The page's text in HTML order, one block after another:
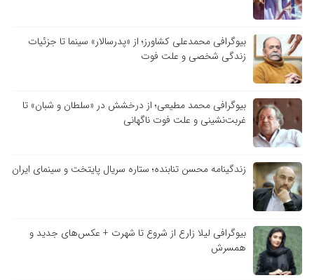
بیوگرافی محمدعلی کشاورز؛ از «پدرسالار» سینما تا جزئیات
زندگی شخصی و علت فوت
بیوگرافی محمد مطیعی؛ از درخشش در «سلطان و شبان» تا
غربت‌نشینی و علت فوت ناگهانی
زندگینامه محسن تنابنده؛ ستاره سریال پایتخت و سینمای ایران
بیوگرافی لیلا زارع از شروع تا شهرت + عکس‌های جدید و
همسرش